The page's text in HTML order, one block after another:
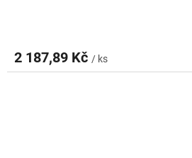
2 187,89 Kč / ks